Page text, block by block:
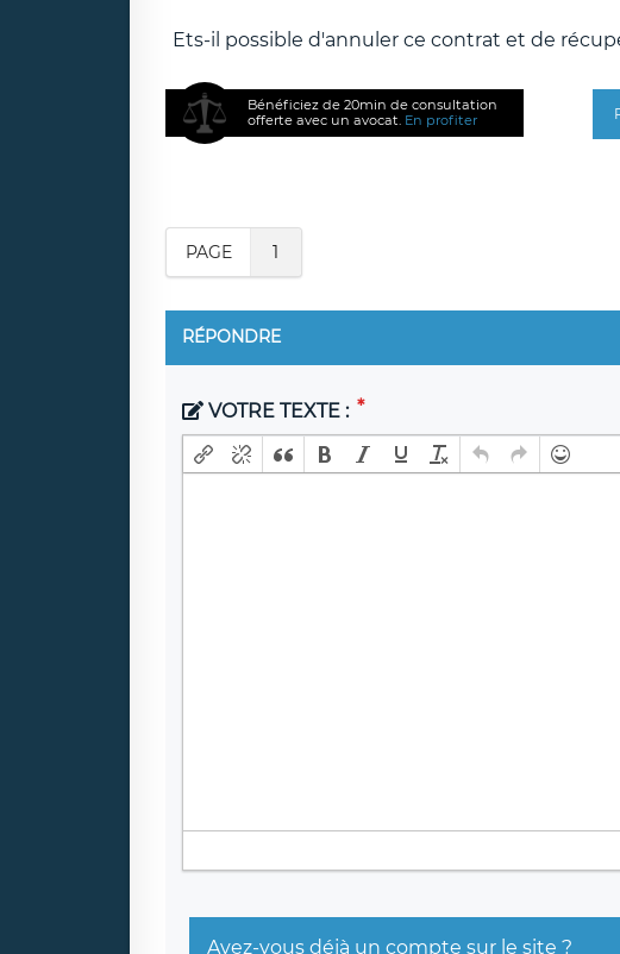
Ets-il possible d'annuler ce contrat et de
Bénéficiez de 20min de consultation
offerte avec un avocat. En profiter
PAGE 1
RÉPONDRE
VOTRE TEXTE :
Avez-vous déjà un compte sur le site ?